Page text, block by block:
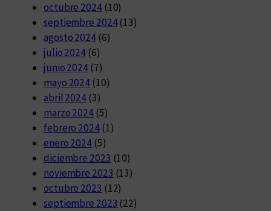
octubre 2024(10)
septiembre 2024(13)
agosto 2024(6)
julio 2024 (6)
junio 2024 (7)
mayo 2024 (10)
abril 2024 (3)
marzo 2024 (5)
febrero 2024(1)
enero 2024 (5)
diciembre 2023 (10)
noviembre 2023 (13)
octubre 2023 (12)
septiembre 2023 (22)